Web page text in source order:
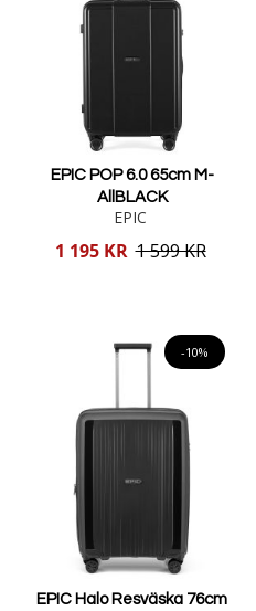
EPIC POP 6.0 65cm M-
AllBLACK
EPIC
Reducerat
1 195 KR 1 599 KR
-10%
EPIC Halo Resväska 76cm